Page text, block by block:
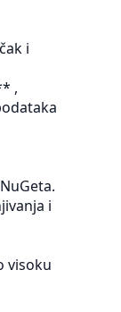
i
,
i
visoku